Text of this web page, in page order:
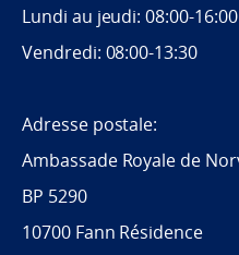
Lundi au jeudi: 08:00-16:00
Vendredi: 08:00-13:30
Adresse postale:
Ambassade Royale de
BP 5290
10700 Fann Résidence